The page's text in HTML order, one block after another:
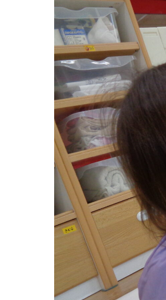
お知らせ
園のこと
園舎案内
安⼼・安全対策
理事長のことば
グループ施設・
関係先リンク
学校法⼈鴨⾕学園 鳳幼稚園